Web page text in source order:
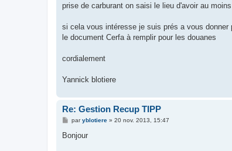
prise de carburant on saisi le lieu d'avoir au
si cela vous intéresse je suis prés a vous
le document Cerfa à remplir pour les douanes
cordialement
Yannick blotiere
Re: Gestion Recup TIPP
M
s
paryblotiere» 20 nov. 2013, 15:47
Bonjour